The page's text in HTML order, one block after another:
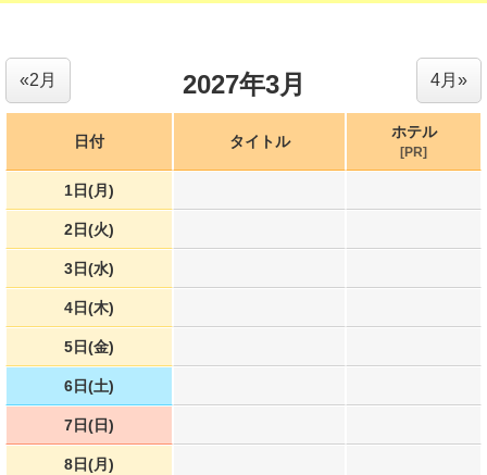
2027年3月 4月»
«2月
日付 タイトル
ホテル
[PR]
1日(月)
2日(火)
3日(水)
4日(木)
5日(金)
6日(土)
7日(日)
8日(月)